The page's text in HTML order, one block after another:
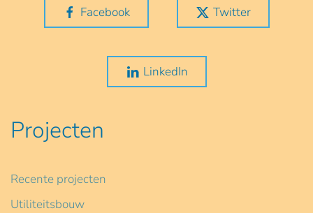
Facebook Twitter
LinkedIn
Projecten
Recente projecten
Utiliteitsbouw